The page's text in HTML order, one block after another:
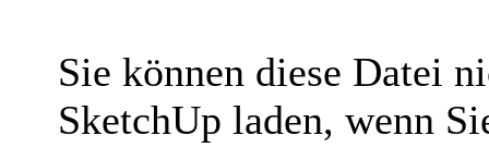
Sie können diese Datei
SketchUp laden, wenn